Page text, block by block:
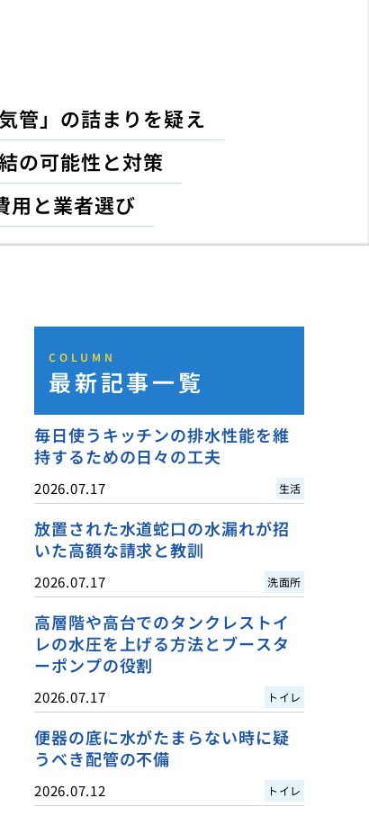
管」の詰まりを疑え
の可能性と対策
用と業者選び
COLUMN
最新記事一覧
毎日使うキッチンの排水性能を維
持するための日々の工夫
2026.07.17 生活
放置された水道蛇口の水漏れが招
いた高額な請求と教訓
2026.07.17 洗面所
高層階や高台でのタンクレストイ
レの水圧を上げる方法とブースタ
ーポンプの役割
2026.07.17 トイレ
便器の底に水がたまらない時に疑
うべき配管の不備
2026.07.12 トイレ